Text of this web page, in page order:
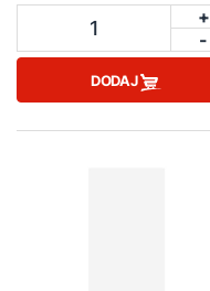
1
+
-
DODAJ